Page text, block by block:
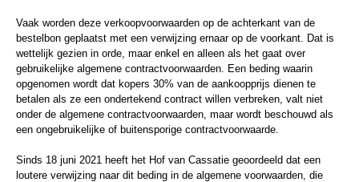
Vaak worden deze verkoopvoorwaarden op de achterkant van de
bestelbon geplaatst met een verwijzing ernaar op de voorkant. Dat is
wettelijk gezien in orde, maar enkel en alleen als het gaat over
gebruikelijke algemene contractvoorwaarden. Een beding waarin
opgenomen wordt dat kopers 30% van de aankoopprijs dienen te
betalen als ze een ondertekend contract willen verbreken, valt niet
onder de algemene contractvoorwaarden, maar wordt beschouwd als
een ongebruikelijke of buitensporige contractvoorwaarde.
Sinds 18 juni 2021 heeft het Hof van Cassatie geoordeeld dat een
loutere verwijzing naar dit beding in de algemene voorwaarden, die